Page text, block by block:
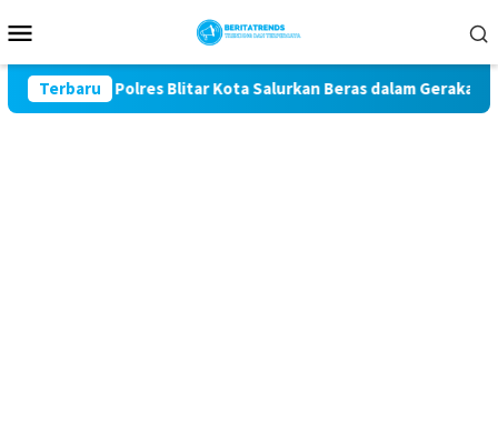
ke
Mobile
Terbaru
ke-81, Polres Blitar Kota Salurkan Beras dalam Gerakan